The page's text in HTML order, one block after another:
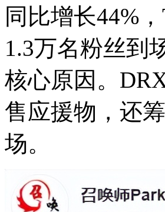
同比增长44%
1.3万名粉丝到
核心原因。
售应援物，还
场。